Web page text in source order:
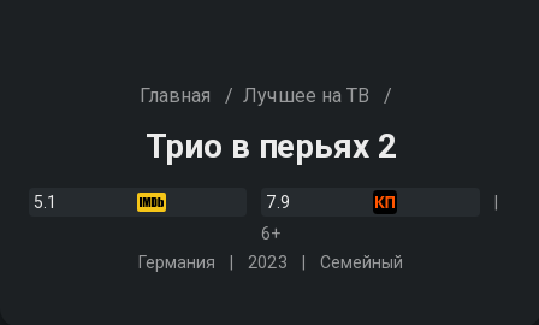
Главная / Лучшее на ТВ /
Трио в перьях 2
5.1
7.9
6+
Германия
2023 Семейный